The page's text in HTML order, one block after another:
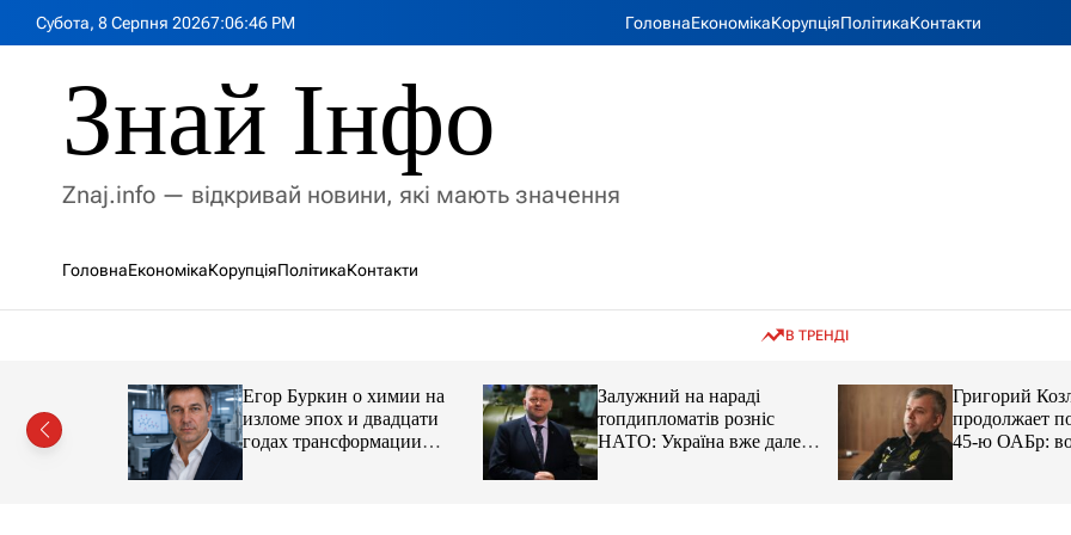
Субота, 8 Серпня 20267:06:48 PM ГоловнаЕкономікаКорупціяПолітикаКонтакти
Знай Інфо
Znaj.info — відкривай новини, які мають значення
ГоловнаЕкономікаКорупціяПолітикаКонтакти
В ТРЕНДІ
із
Егор Буркин о химии на
изломе эпох и двадцати
годах трансформации
Залужний на нараді
топдипломатів розніс
НАТО: Україна вже далеко
попереду
Григорий
продолжает
45-ю ОАБр:
передали